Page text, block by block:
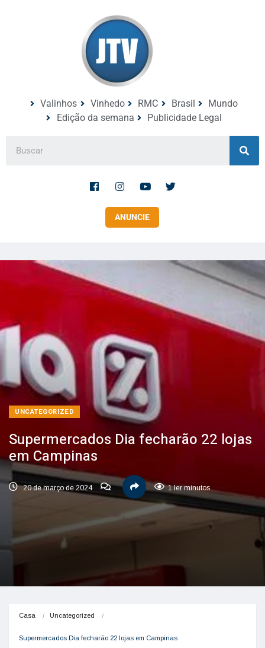
Valinhos Vinhedo RMC Brasil
Mundo
Edição da semana
Publicidade Legal
ANUNCIE
UNCATEGORIZED
Supermercados Dia fecharão 22 lojas
em Campinas
20 de março de 2024 1 ler minutos
Casa Uncategorized
Supermercados Dia fecharão 22 lojas em Campinas